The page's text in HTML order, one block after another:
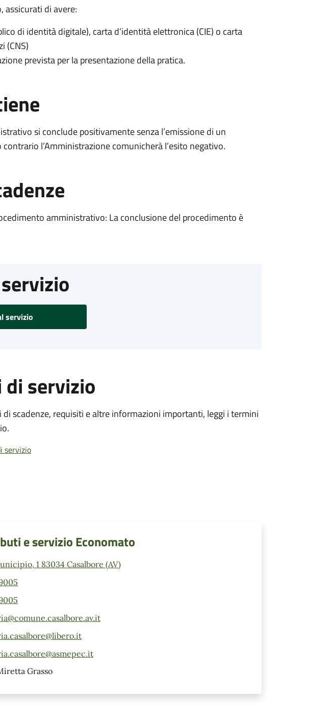
assicurati di avere:
di identità digitale), carta d’identità elettronica (CIE) o carta
(CNS)
prevista per la presentazione della pratica.
si conclude positivamente senza l’emissione di un
l’Amministrazione comunicherà l’esito negativo.
amministrativo: La conclusione del procedimento è
servizio
di servizio
di scadenze, requisiti e altre informazioni importanti, leggi i termini
servizio
e servizio Economato
1 83034 Casalbore (AV)
Grasso